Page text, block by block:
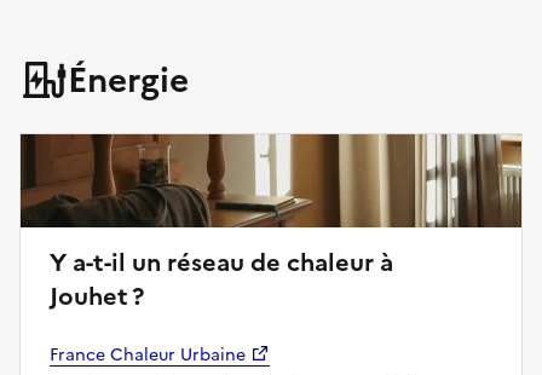
Énergie
Y a-t-il un réseau de chaleur à
Jouhet ?
France Chaleur Urbaine